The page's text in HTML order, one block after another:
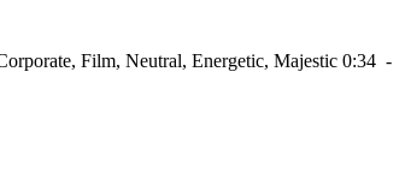
Film, Neutral, Energetic, Majestic 0:34 -